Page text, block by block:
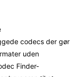
codecs der gør
uden
Finder-